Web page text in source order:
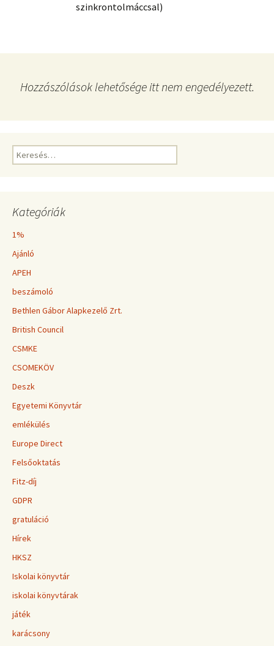
szinkrontolmáccsal)
Hozzászólások lehetősége itt nem engedélyezett.
Keresés:
Kategóriák
1%
Ajánló
APEH
beszámoló
Bethlen Gábor Alapkezelő Zrt.
British Council
CSMKE
CSOMEKÖV
Deszk
Egyetemi Könyvtár
emlékülés
Europe Direct
Felsőoktatás
Fitz-díj
GDPR
gratuláció
Hírek
HKSZ
Iskolai könyvtár
iskolai könyvtárak
játék
karácsony